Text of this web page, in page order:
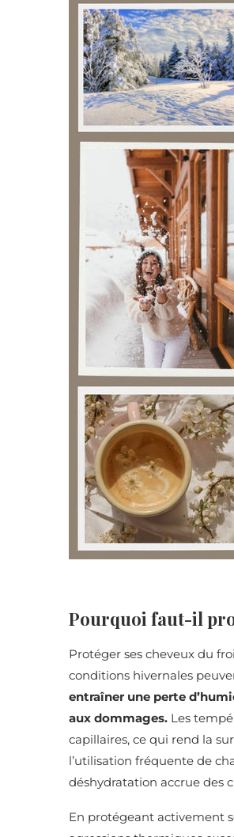
Pourquoi faut-il
Protéger ses cheveux du
conditions hivernales
entraîner une perte
aux dommages. Les
capillaires, ce qui rend la
l’utilisation fréquente de
déshydratation accrue des
En protégeant activement